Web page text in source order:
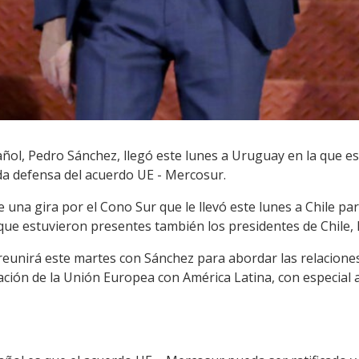
Pedro Sánchez, llegó este lunes a Uruguay en la que
defensa del acuerdo UE - Mercosur.
una gira por el Cono Sur que le llevó este lunes a Chile
estuvieron presentes también los presidentes de
este martes con Sánchez para abordar las
de la Unión Europea con América Latina, con